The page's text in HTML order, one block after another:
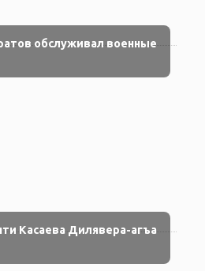
обслуживал военные
Касаева Дилявера-агъа